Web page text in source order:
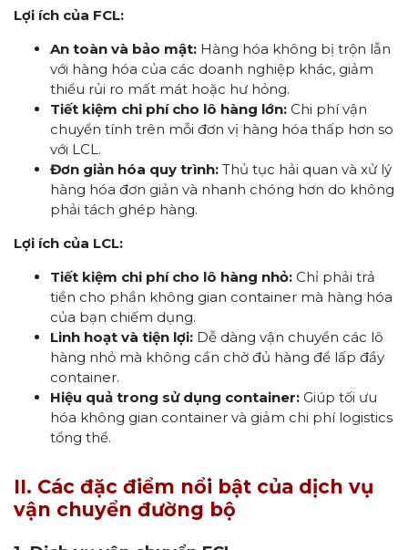
Lợi ích của FCL:
An toàn và bảo mật: Hàng hóa không bị trộn lẫn
với hàng hóa của các doanh nghiệp khác, giảm
thiểu rủi ro mất mát hoặc hư hỏng.
Tiết kiệm chi phí cho lô hàng lớn: Chi phí vận
chuyển tính trên mỗi đơn vị hàng hóa thấp hơn so
với LCL.
Đơn giản hóa quy trình: Thủ tục hải quan và xử lý
hàng hóa đơn giản và nhanh chóng hơn do không
phải tách ghép hàng.
Lợi ích của LCL:
Tiết kiệm chi phí cho lô hàng nhỏ: Chỉ phải trả
tiền cho phần không gian container mà hàng hóa
của bạn chiếm dụng.
Linh hoạt và tiện lợi: Dễ dàng vận chuyển các lô
hàng nhỏ mà không cần chờ đủ hàng để lấp đầy
container.
Hiệu quả trong sử dụng container: Giúp tối ưu
hóa không gian container và giảm chi phí logistics
tổng thể.
II. Các đặc điểm nổi bật của dịch vụ
vận chuyển đường bộ